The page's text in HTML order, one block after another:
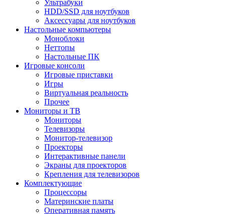
Ультрабуки
HDD/SSD для ноутбуков
Аксессуары для ноутбуков
Настольные компьютеры
Моноблоки
Неттопы
Настольные ПК
Игровые консоли
Игровые приставки
Игры
Виртуальная реальность
Прочее
Мониторы и ТВ
Мониторы
Телевизоры
Монитор-телевизор
Проекторы
Интерактивные панели
Экраны для проекторов
Крепления для телевизоров
Комплектующие
Процессоры
Материнские платы
Оперативная память